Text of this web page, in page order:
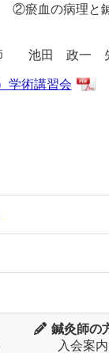
血の病理と
池田 政一
学術講習会
鍼灸師の
入会案